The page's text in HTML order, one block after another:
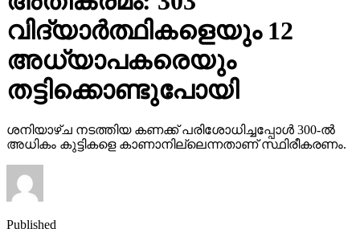
വിദ്യാര്‍ത്ഥികളെയും 12
അധ്യാപകരെയും
തട്ടിക്കൊണ്ടുപോയി
ശനിയാഴ്ച നടത്തിയ കണക്ക് പരിശോധിച്ചപ്പോള്‍ 300-ല്‍
അധികം കുട്ടികളെ കാണാനില്ലെന്നതാണ് സ്ഥിരീകരണം.
Published